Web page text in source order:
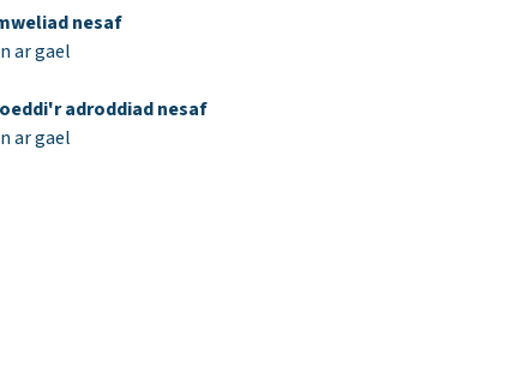
nesaf
ar gael
adroddiad nesaf
ar gael